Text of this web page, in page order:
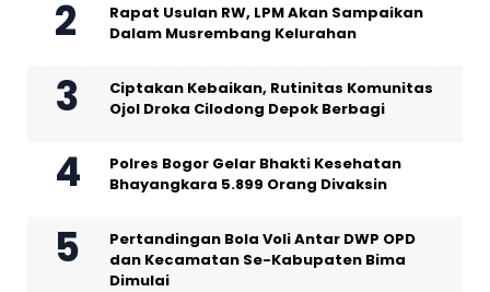
Rapat Usulan RW, LPM Akan Sampaikan
Dalam Musrembang Kelurahan
Ciptakan Kebaikan, Rutinitas Komunitas
Ojol Droka Cilodong Depok Berbagi
Polres Bogor Gelar Bhakti Kesehatan
Bhayangkara 5.899 Orang Divaksin
Pertandingan Bola Voli Antar DWP OPD
dan Kecamatan Se-Kabupaten Bima
Dimulai